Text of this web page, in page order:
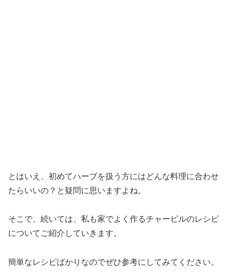
とはいえ、初めてハーブを扱う方にはどんな料理に合わせ
たらいいの？と疑問に思いますよね。
そこで、続いては、私も家でよく作るチャービルのレシピ
についてご紹介していきます。
簡単なレシピばかりなのでぜひ参考にしてみてください。